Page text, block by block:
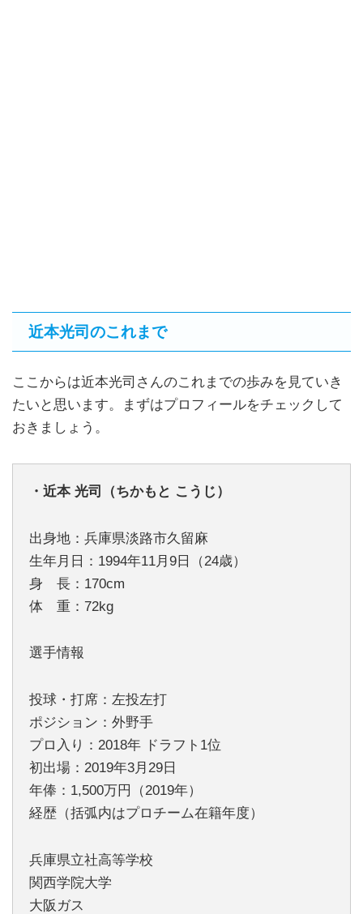
近本光司のこれまで
ここからは近本光司さんのこれまでの歩みを見ていき
たいと思います。まずはプロフィールをチェックして
おきましょう。
・近本 光司（ちかもと こうじ）
出身地：兵庫県淡路市久留麻
生年月日：1994年11月9日（24歳）
身 長：170cm
体 重：72kg
選手情報
投球・打席：左投左打
ポジション：外野手
プロ入り：2018年 ドラフト1位
初出場：2019年3月29日
年俸：1,500万円（2019年）
経歴（括弧内はプロチーム在籍年度）
兵庫県立社高等学校
関西学院大学
大阪ガス